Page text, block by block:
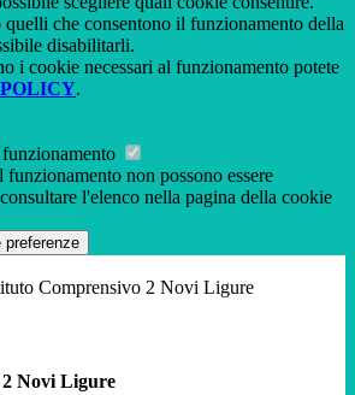
quelli che consentono il funzionamento della
disabilitarli.
i cookie necessari al funzionamento potete
.
non possono essere
l'elenco nella pagina della cookie
preferenze
Comprensivo 2 Novi Ligure
Novi Ligure